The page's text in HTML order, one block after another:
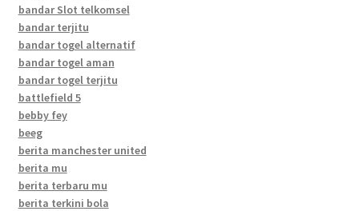
bandar Slot telkomsel
bandar terjitu
bandar togel alternatif
bandar togel aman
bandar togel terjitu
battlefield 5
bebby fey
beeg
berita manchester united
berita mu
berita terbaru mu
berita terkini bola